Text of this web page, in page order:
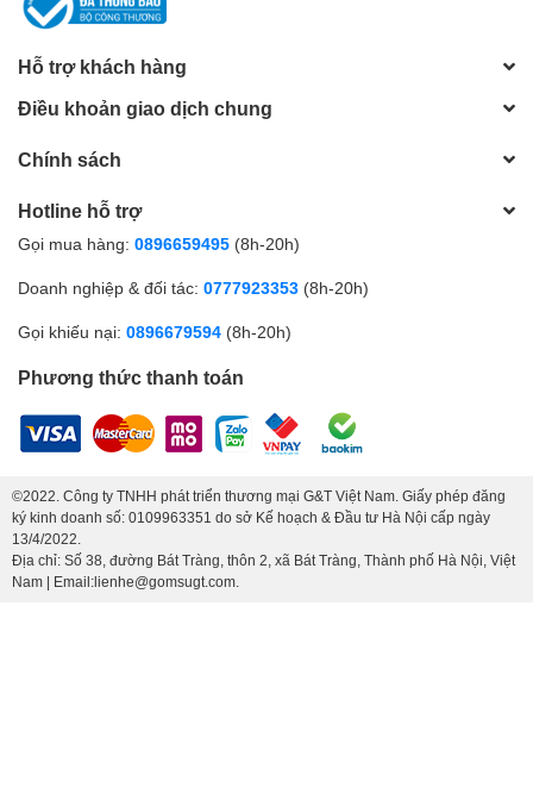
Hỗ trợ khách hàng
Điều khoản giao dịch chung
Chính sách
Hotline hỗ trợ
Gọi mua hàng: 0896659495 (8h-20h)
Doanh nghiệp & đối tác: 0777923353 (8h-20h)
Gọi khiếu nại: 0896679594 (8h-20h)
Phương thức thanh toán
©2022. Công ty TNHH phát triển thương mại G&T Việt Nam. Giấy phép đăng
ký kinh doanh số: 0109963351 do sở Kế hoạch & Đầu tư Hà Nội cấp ngày
13/4/2022.
Địa chỉ: Số 38, đường Bát Tràng, thôn 2, xã Bát Tràng, Thành phố Hà Nội, Việt
Nam | Email:lienhe@gomsugt.com.